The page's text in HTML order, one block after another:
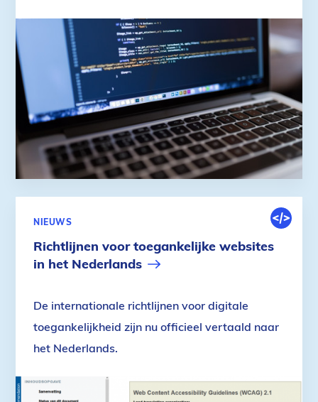
Richtlijnen voor toegankelijke websites
in het Nederlands
NIEUWS
DIGITALE
De internationale richtlijnen voor digitale
toegankelijkheid zijn nu officieel vertaald naar
het Nederlands.